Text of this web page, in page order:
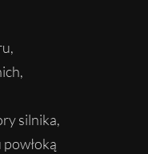
silnika,